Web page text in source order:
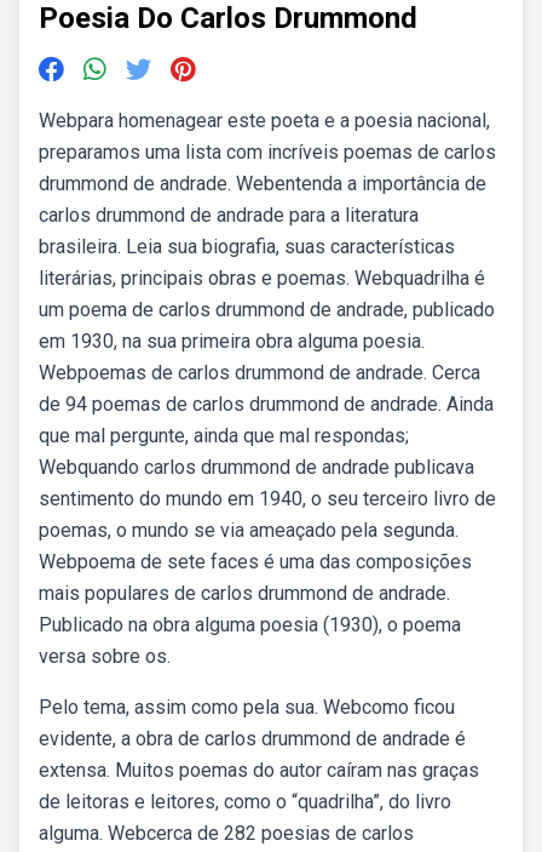
Poesia Do Carlos Drummond
Webpara homenagear este poeta e a poesia nacional,
preparamos uma lista com incríveis poemas de carlos
drummond de andrade. Webentenda a importância de
carlos drummond de andrade para a literatura
brasileira. Leia sua biografia, suas características
literárias, principais obras e poemas. Webquadrilha é
um poema de carlos drummond de andrade, publicado
em 1930, na sua primeira obra alguma poesia.
Webpoemas de carlos drummond de andrade. Cerca
de 94 poemas de carlos drummond de andrade. Ainda
que mal pergunte, ainda que mal respondas;
Webquando carlos drummond de andrade publicava
sentimento do mundo em 1940, o seu terceiro livro de
poemas, o mundo se via ameaçado pela segunda.
Webpoema de sete faces é uma das composições
mais populares de carlos drummond de andrade.
Publicado na obra alguma poesia (1930), o poema
versa sobre os.
Pelo tema, assim como pela sua. Webcomo ficou
evidente, a obra de carlos drummond de andrade é
extensa. Muitos poemas do autor caíram nas graças
de leitoras e leitores, como o “quadrilha”, do livro
alguma. Webcerca de 282 poesias de carlos